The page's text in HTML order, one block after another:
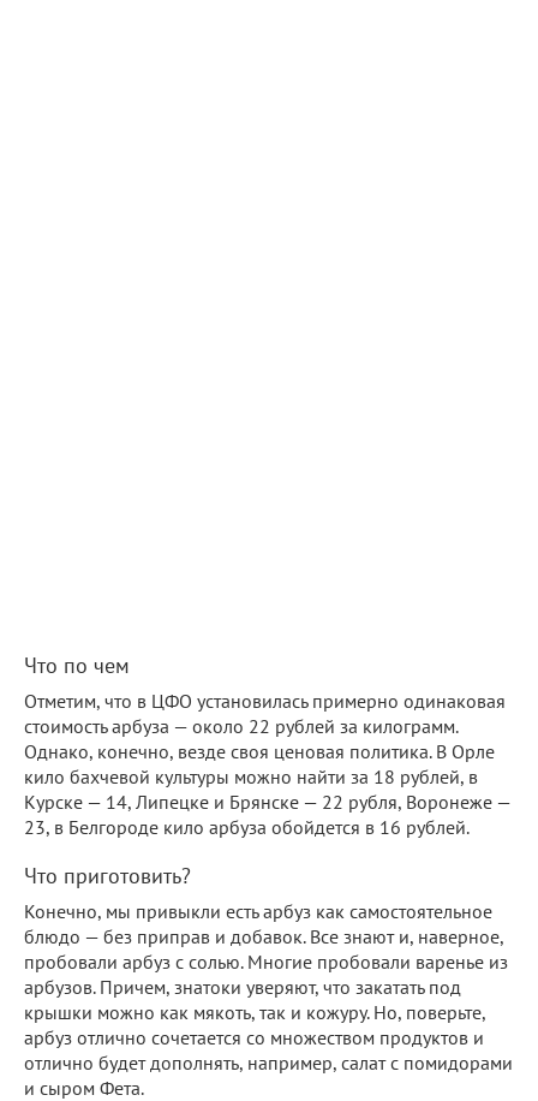
Что по чем
Отметим, что в ЦФО установилась примерно одинаковая
стоимость арбуза — около 22 рублей за килограмм.
Однако, конечно, везде своя ценовая политика. В Орле
кило бахчевой культуры можно найти за 18 рублей, в
Курске — 14, Липецке и Брянске — 22 рубля, Воронеже —
23, в Белгороде кило арбуза обойдется в 16 рублей.
Что приготовить?
Конечно, мы привыкли есть арбуз как самостоятельное
блюдо — без приправ и добавок. Все знают и, наверное,
пробовали арбуз с солью. Многие пробовали варенье из
арбузов. Причем, знатоки уверяют, что закатать под
крышки можно как мякоть, так и кожуру. Но, поверьте,
арбуз отлично сочетается со множеством продуктов и
отлично будет дополнять, например, салат с помидорами
и сыром Фета.